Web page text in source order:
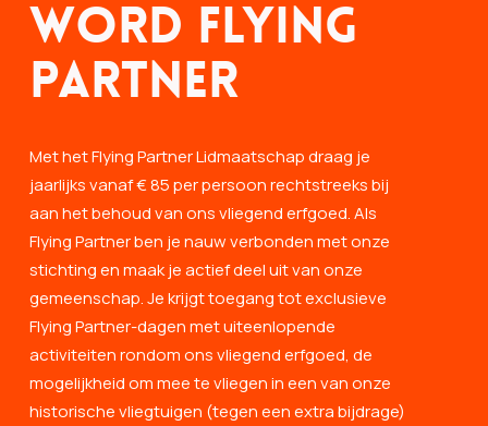
Word Flying
Partner
Met het Flying Partner Lidmaatschap draag je
jaarlijks vanaf € 85 per persoon rechtstreeks bij
aan het behoud van ons vliegend erfgoed. Als
Flying Partner ben je nauw verbonden met onze
stichting en maak je actief deel uit van onze
gemeenschap. Je krijgt toegang tot exclusieve
Flying Partner-dagen met uiteenlopende
activiteiten rondom ons vliegend erfgoed, de
mogelijkheid om mee te vliegen in een van onze
historische vliegtuigen (tegen een extra bijdrage)